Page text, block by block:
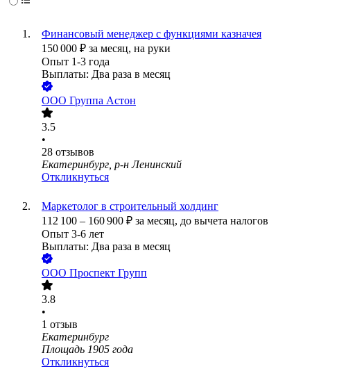
Финансовый менеджер с функциями казначея
150 000 ₽ за месяц, на руки
Опыт 1-3 года
Выплаты: Два раза в месяц
ООО Группа Астон
3.5
•
28 отзывов
Екатеринбург, р-н Ленинский
Откликнуться
Маркетолог в строительный холдинг
112 100 – 160 900 ₽ за месяц, до вычета налогов
Опыт 3-6 лет
Выплаты: Два раза в месяц
ООО Проспект Групп
3.8
•
1 отзыв
Екатеринбург
Площадь 1905 года
Откликнуться